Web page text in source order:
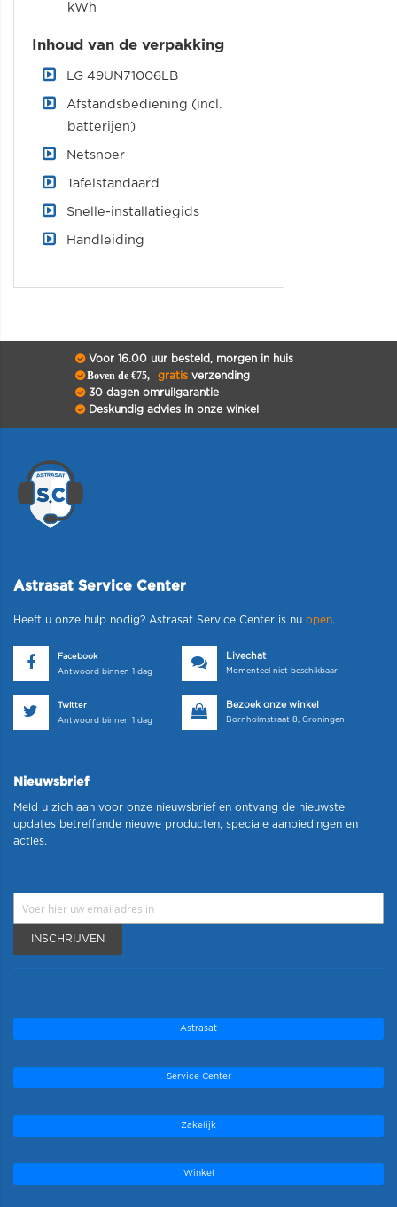
kWh
Inhoud van de verpakking
LG 49UN71006LB
Afstandsbediening (incl.
batterijen)
Netsnoer
Tafelstandaard
Snelle-installatiegids
Handleiding
Voor 16.00 uur besteld, morgen in huis
Boven de €75,- gratisverzending
30 dagen omruilgarantie
Deskundig advies in onze winkel
Astrasat Service Center
Heeft u onze hulp nodig? Astrasat Service Center is nu open.
Facebook
Antwoord binnen 1 dag
Livechat
Momenteel niet beschikbaar
Twitter
Antwoord binnen 1 dag
Bezoek onze winkel
Bornholmstraat 8, Groningen
Nieuwsbrief
Meld u zich aan voor onze nieuwsbrief en ontvang de nieuwste
updates betreffende nieuwe producten, speciale aanbiedingen en
acties.
INSCHRIJVEN
Astrasat
Service Center
Zakelijk
Winkel